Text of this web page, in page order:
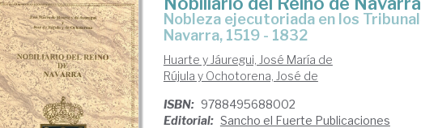
Nobleza ejecutoriada en los Tribunales Reales de Corte y Consejo de
Navarra, 1519 - 1832
Huarte y Jáuregui, José María de
Rújula y Ochotorena, José de
ISBN: 9788495688002
Editorial: Sancho el Fuerte Publicaciones